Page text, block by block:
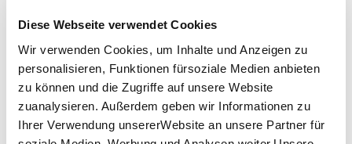
Diese Webseite verwendet Cookies
Wir verwenden Cookies, um Inhalte und Anzeigen zu
personalisieren, Funktionen fürsoziale Medien anbieten
zu können und die Zugriffe auf unsere Website
zuanalysieren. Außerdem geben wir Informationen zu
Ihrer Verwendung unsererWebsite an unsere Partner für
hinterlegt.
Bei verwendung unserer Bilder in Zeitschriften,
Büchern, Artikeln oder ähnlichen Druckerzeugnissen
bitten wir um ein Ansichtsexemplar.